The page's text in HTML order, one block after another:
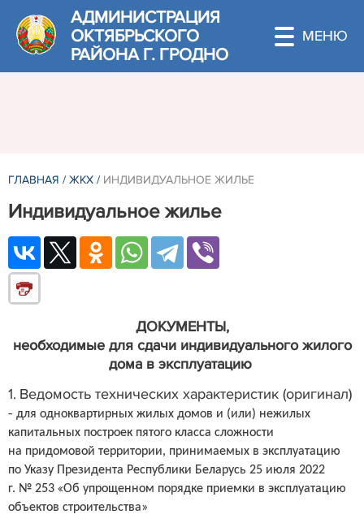
АДМИНИСТРАЦИЯ
ОКТЯБРЬСКОГО
РАЙОНА Г. ГРОДНО
ГЛАВНАЯ / ЖКХ / ИНДИВИДУАЛЬНОЕ ЖИЛЬЕ
Индивидуальное жилье
ДОКУМЕНТЫ,
необходимые для сдачи индивидуального жилого
дома в эксплуатацию
1. Ведомость технических характеристик (оригинал)
- для одноквартирных жилых домов и (или) нежилых
капитальных построек пятого класса сложности
на придомовой территории, принимаемых в эксплуатацию
по Указу Президента Республики Беларусь 25 июля 2022
г. № 253 «Об упрощенном порядке приемки в эксплуатацию
объектов строительства»